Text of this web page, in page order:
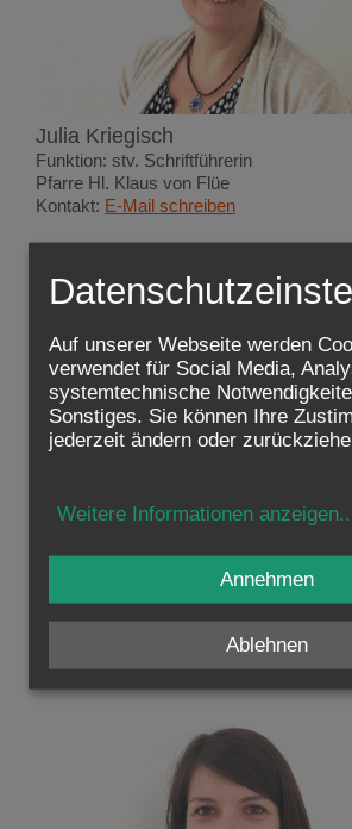
Julia Kriegisch
Funktion: stv. Schriftführerin
Pfarre Hl. Klaus von Flüe
Kontakt: E-Mail schreiben
E-Mail schreiben
Auf unserer Webseite werden
verwendet für Social Media,
systemtechnische
Sonstiges. Sie können Ihre
jederzeit ändern oder
Weitere Informationen anzeigen
Ablehnen
Annehmen